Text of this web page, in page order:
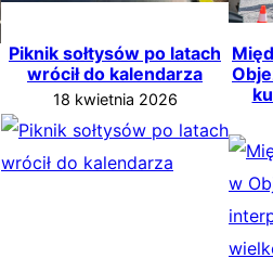
Piknik sołtysów po latach
wrócił do kalendarza
18 kwietnia 2026